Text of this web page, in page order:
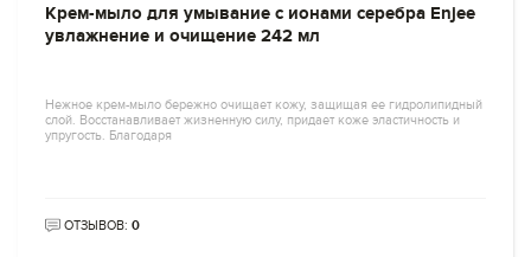
Крем-мыло для умывание с ионами серебра Enjee
увлажнение и очищение 242 мл
Нежное крем-мыло бережно очищает кожу, защищая ее гидролипидный
слой. Восстанавливает жизненную силу, придает коже эластичность и
упругость. Благодаря
ОТЗЫВОВ: 0